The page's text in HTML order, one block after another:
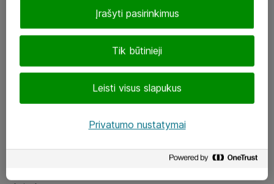
LinkedIn
Tik būtinieji
Leisti visus slapukus
Įrašyti pasirinkimus
Privatumo nustatymai